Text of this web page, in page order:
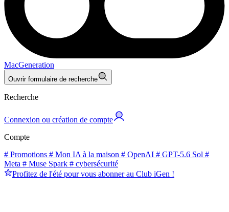
MacGeneration
Ouvrir formulaire de recherche
Recherche
Connexion ou création de compte
Compte
# Promotions # Mon IA à la maison # OpenAI # GPT-5.6 Sol #
Meta # Muse Spark # cybersécurité
Profitez de l'été pour vous abonner au Club iGen !